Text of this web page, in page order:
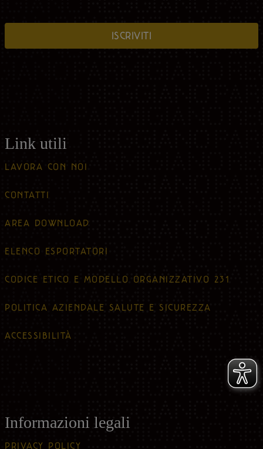
ISCRIVITI
Link utili
LAVORA CON NOI
CONTATTI
AREA DOWNLOAD
ELENCO ESPORTATORI
CODICE ETICO E MODELLO ORGANIZZATIVO 231
POLITICA AZIENDALE SALUTE E SICUREZZA
ACCESSIBILITÀ
Informazioni legali
PRIVACY POLICY